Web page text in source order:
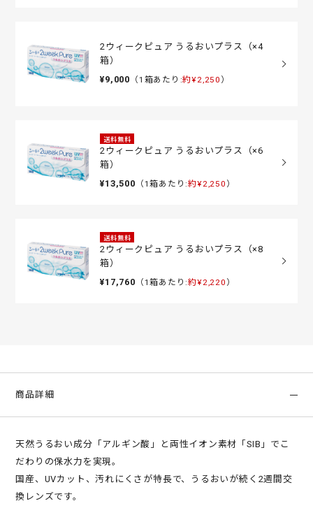
2ウィークピュア うるおいプラス（×4
箱）
¥9,000 （1箱あたり:約¥2,250 ）
送料無料
2ウィークピュア うるおいプラス（×6
箱）
¥13,500 （1箱あたり:約¥2,250 ）
送料無料
2ウィークピュア うるおいプラス（×8
箱）
¥17,760 （1箱あたり:約¥2,220 ）
商品詳細
天然うるおい成分「アルギン酸」と両性イオン素材「SIB」でこ
だわりの保水力を実現。
国産、UVカット、汚れにくさが特長で、うるおいが続く2週間交
換レンズです。